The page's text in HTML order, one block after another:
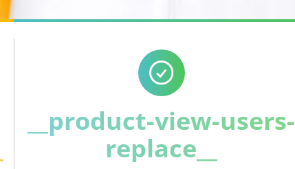
__product-view-users-
replace__